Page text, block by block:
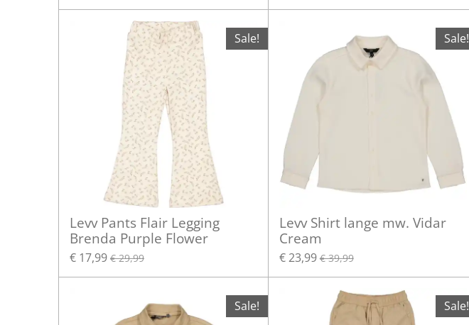
Sale!
Levv Pants Flair Legging
Brenda Purple Flower
€ 17,99 € 29,99
Sale!
Levv Shirt lange mw. Vidar
Cream
€ 23,99 € 39,99
Sale! Sale!